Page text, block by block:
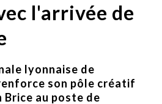
l'arrivée de
lyonnaise de
son pôle créatif
Brice au poste de